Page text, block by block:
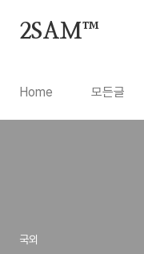
2SAM™
Home 모든글
국외